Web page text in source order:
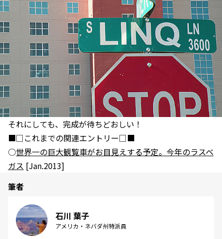
それにしても、完成が待ちどおしい！
■□これまでの関連エントリー□■
○世界一の巨大観覧車がお目見えする予定。今年のラスベ
ガス [Jan.2013]
筆者
石川 葉子
アメリカ・ネバダ州特派員